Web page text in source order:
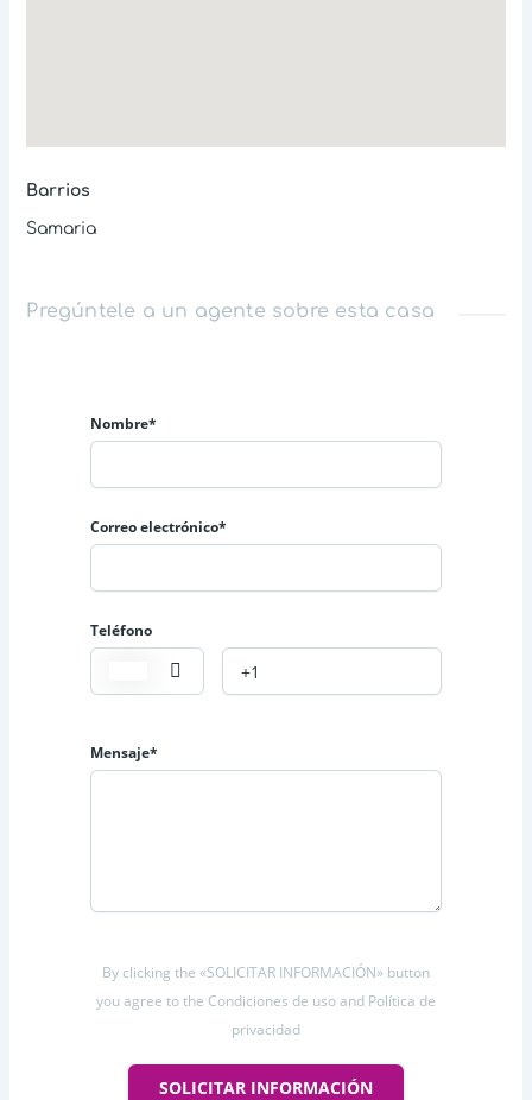
Barrios
Samaria
Pregúntele a un agente sobre esta casa
Nombre*
Correo electrónico*
Teléfono
Mensaje*
By clicking the «SOLICITAR INFORMACIÓN» button
you agree to the Condiciones de uso and Política de
privacidad
SOLICITAR INFORMACIÓN